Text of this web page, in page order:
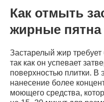
Как отмыть
жирные пятна
Застарелый жир
так как он успевает
поверхностью плитки. В
нанесение более
моющего средства,